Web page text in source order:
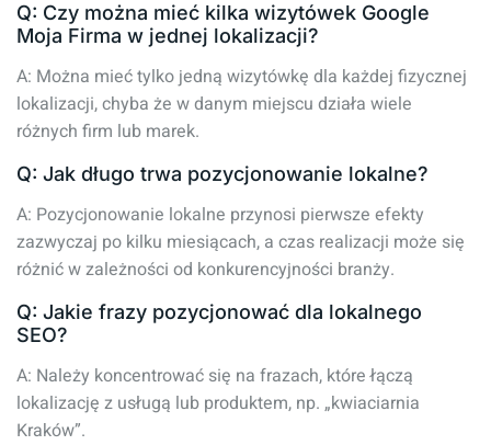
Q: Czy można mieć kilka wizytówek Google
Moja Firma w jednej lokalizacji?
A: Można mieć tylko jedną wizytówkę dla każdej fizycznej
lokalizacji, chyba że w danym miejscu działa wiele
różnych firm lub marek.
Q: Jak długo trwa pozycjonowanie lokalne?
A: Pozycjonowanie lokalne przynosi pierwsze efekty
zazwyczaj po kilku miesiącach, a czas realizacji może się
różnić w zależności od konkurencyjności branży.
Q: Jakie frazy pozycjonować dla lokalnego
SEO?
A: Należy koncentrować się na frazach, które łączą
lokalizację z usługą lub produktem, np. „kwiaciarnia
Kraków”.